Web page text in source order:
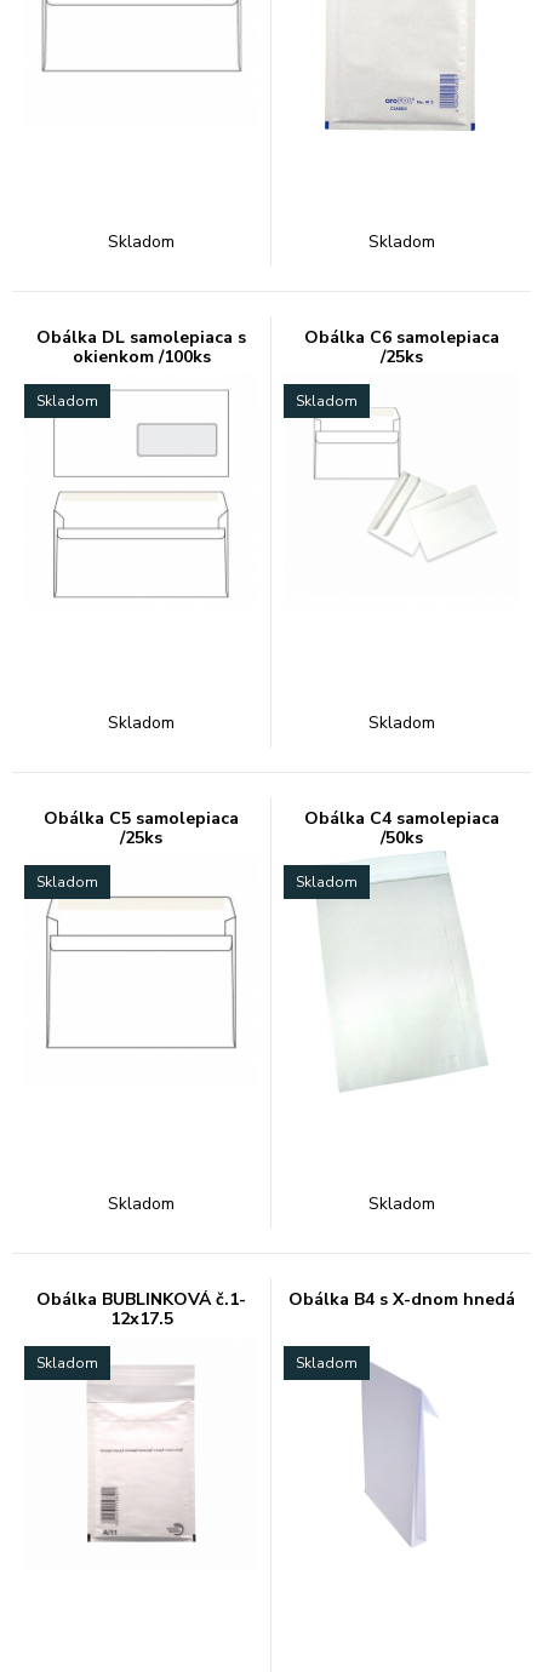
Skladom Skladom
Obálka DL samolepiaca s
okienkom /100ks
Skladom
Skladom
Obálka C6 samolepiaca
/25ks
Skladom
Skladom
Obálka C5 samolepiaca
/25ks
Skladom
Skladom
Obálka C4 samolepiaca
/50ks
Skladom
Skladom
Obálka BUBLINKOVÁ č.1-
12x17.5
Skladom
Obálka B4 s X-dnom hnedá
Skladom